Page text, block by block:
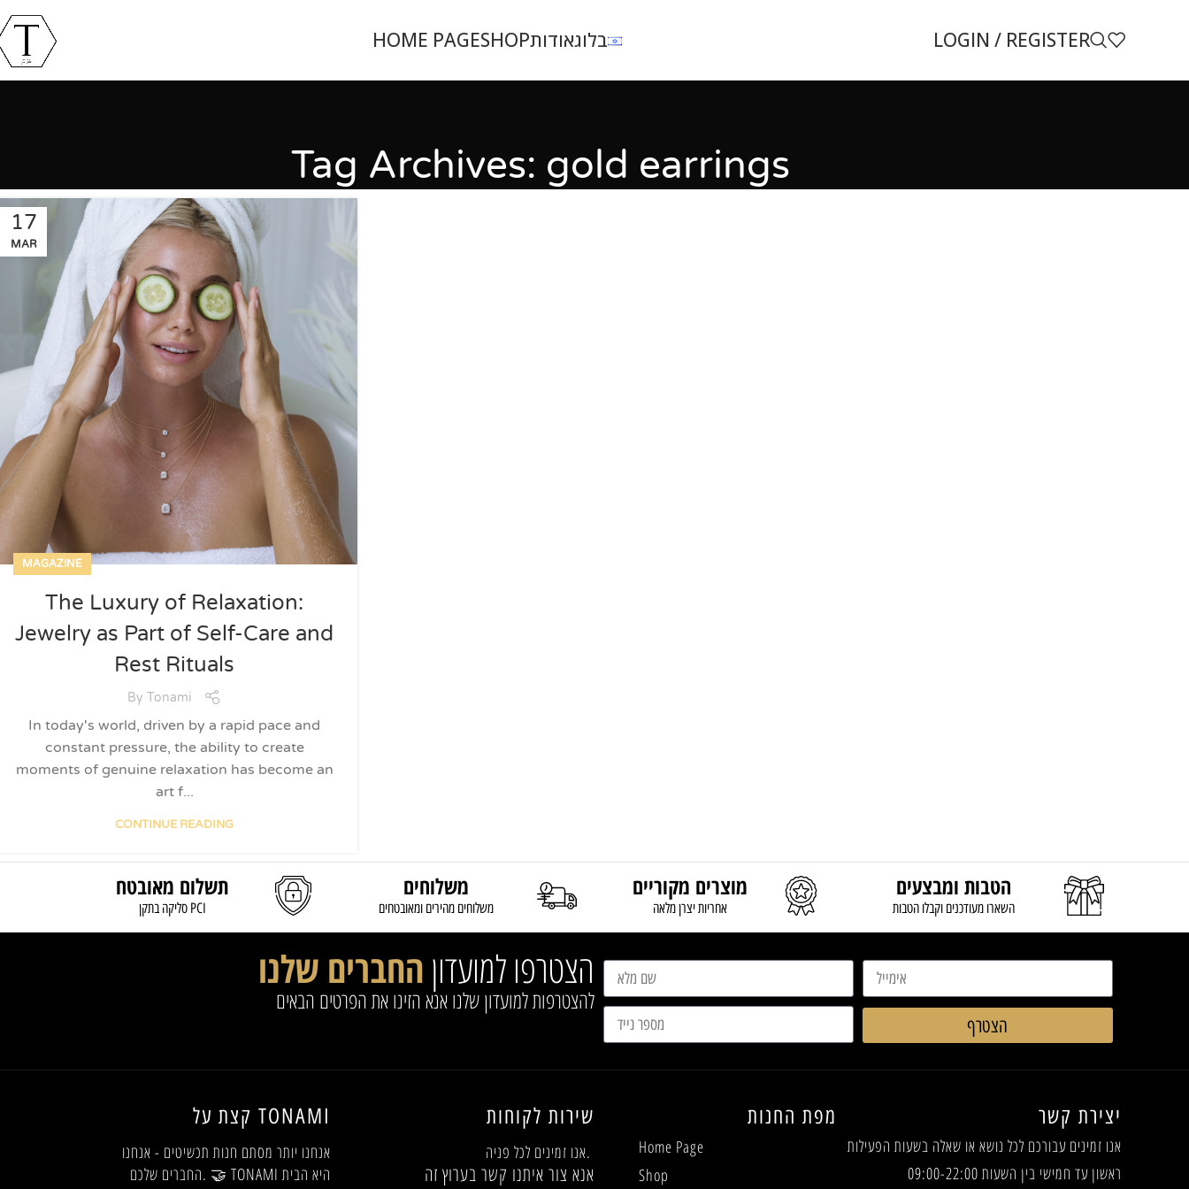
HOME PAGESHOPאודותבלוג LOGIN / REGISTER
Tag Archives: gold earrings
17
MAR
MAGAZINE
The Luxury of Relaxation:
Jewelry as Part of Self-Care and
Rest Rituals
By Tonami
In today's world, driven by a rapid pace and
constant pressure, the ability to create
moments of genuine relaxation has become an
art f...
CONTINUE READING
תשלום מאובטח
סליקה בתקן PCI
משלוחים
משלוחים מהירים ומאובטחים
מוצרים מקוריים
אחריות יצרן מלאה
הטבות ומבצעים
השארו מעודכנים וקבלו הטבות
הצטרפו למועדוןהחברים שלנו
להצטרפות למועדון שלנו אנא הזינו את הפרטים הבאים
הצטרף
קצת על TONAMI
אנחנו יותר מסתם חנות תכשיטים - אנחנו
החברים שלכם. 🤝 TONAMI היא הבית
שירות לקוחות
אנו זמינים לכל פניה.
אנא צור איתנו קשר בערוץ זה
מפת החנות
Home Page
Shop
יצירת קשר
אנו זמינים עבורכם לכל נושא או שאלה בשעות הפעילות
ראשון עד חמישי בין השעות 09:00-22:00